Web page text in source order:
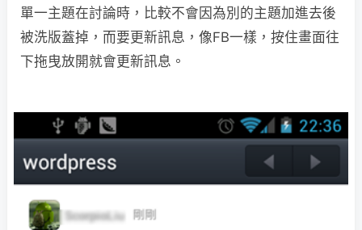
單一主題在討論時，比較不會因為別的主題加進去後
被洗版蓋掉，而要更新訊息，像FB一樣，按住畫面往
下拖曳放開就會更新訊息。